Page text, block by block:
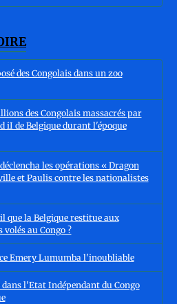
des Congolais dans un zoo
des Congolais massacrés par
iI de Belgique durant l'époque
les opérations « Dragon
et Paulis contre les nationalistes
que la Belgique restitue aux
volés au Congo ?
Emery Lumumba l'inoubliable
l'Etat Indépendant du Congo